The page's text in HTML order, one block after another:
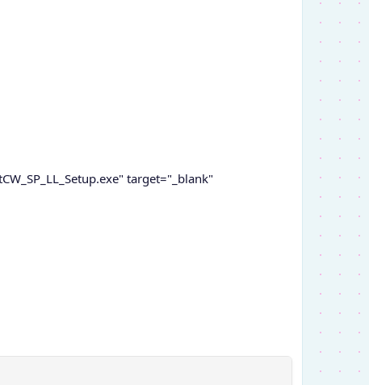
target="_blank"